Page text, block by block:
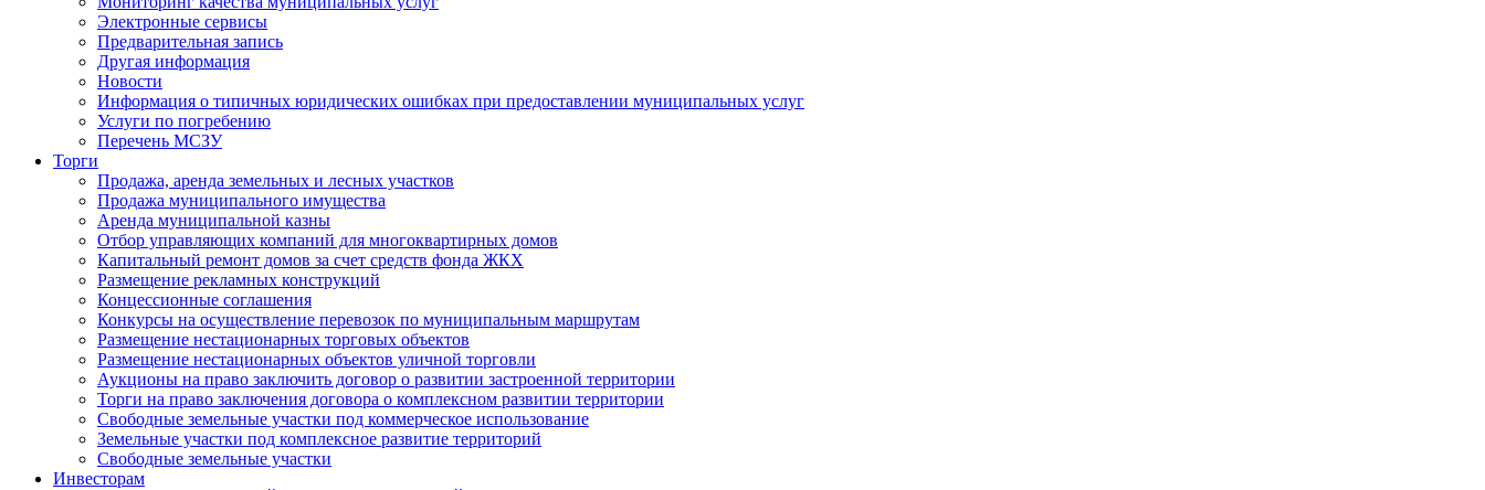
Электронные сервисы
Предварительная запись
Другая информация
Новости
Информация о типичных юридических ошибках при предоставлении муниципальных услуг
Услуги по погребению
Перечень МСЗУ
Торги
Продажа, аренда земельных и лесных участков
Продажа муниципального имущества
Аренда муниципальной казны
Отбор управляющих компаний для многоквартирных домов
Капитальный ремонт домов за счет средств фонда ЖКХ
Размещение рекламных конструкций
Концессионные соглашения
Конкурсы на осуществление перевозок по муниципальным маршрутам
Размещение нестационарных торговых объектов
Размещение нестационарных объектов уличной торговли
Аукционы на право заключить договор о развитии застроенной территории
Торги на право заключения договора о комплексном развитии территории
Свободные земельные участки под коммерческое использование
Земельные участки под комплексное развитие территорий
Свободные земельные участки
Инвесторам